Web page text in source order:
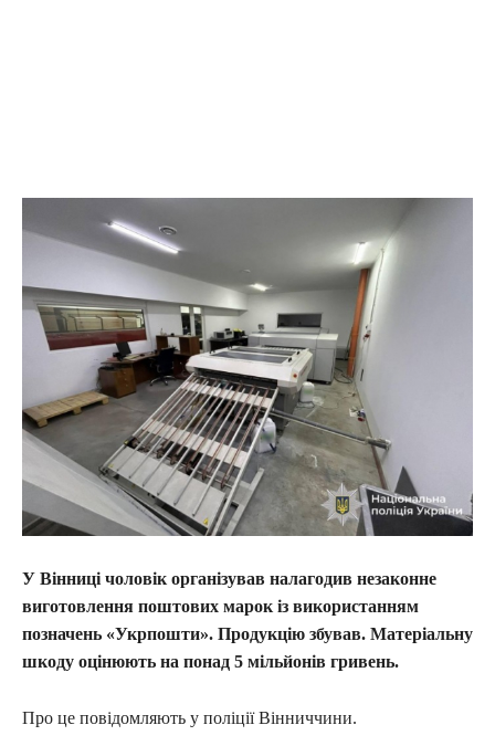
У Вінниці чоловік організував налагодив незаконне
виготовлення поштових марок із використанням
позначень «Укрпошти». Продукцію збував. Матеріальну
шкоду оцінюють на понад 5 мільйонів гривень.
Про це повідомляють у поліції Вінниччини.